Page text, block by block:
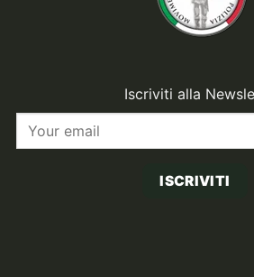
Iscriviti alla
ISCRIVITI